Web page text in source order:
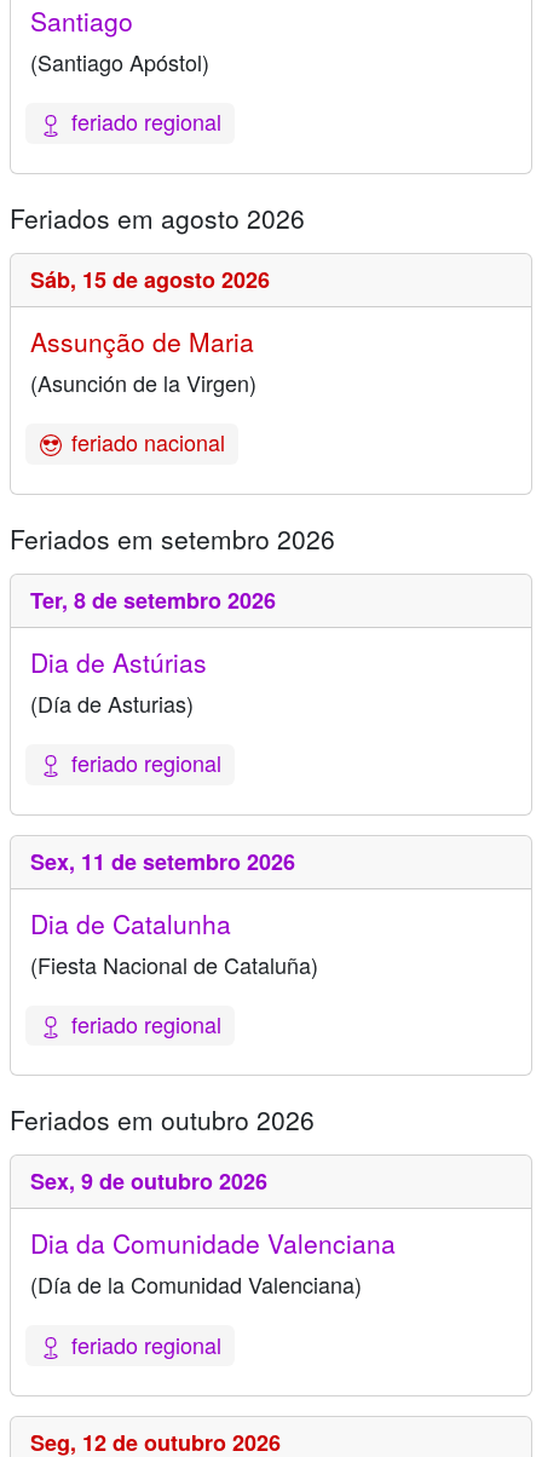
Santiago
(Santiago Apóstol)
feriado regional
Feriados em agosto 2026
Sáb, 15 de agosto 2026
Assunção de Maria
(Asunción de la Virgen)
feriado nacional
Feriados em setembro 2026
Ter, 8 de setembro 2026
Dia de Astúrias
(Día de Asturias)
feriado regional
Sex, 11 de setembro 2026
Dia de Catalunha
(Fiesta Nacional de Cataluña)
feriado regional
Feriados em outubro 2026
Sex, 9 de outubro 2026
Dia da Comunidade Valenciana
(Día de la Comunidad Valenciana)
feriado regional
Seg, 12 de outubro 2026